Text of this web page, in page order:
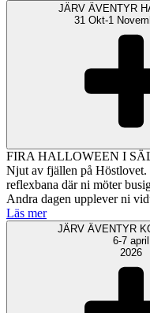
JÄRV ÄVENTYR
31 Okt-1
FIRA HALLOWEEN I
Njut av fjällen på Höstlovet.
reflexbana där ni möter
Andra dagen upplever ni
Läs mer
JÄRV ÄVENTYR
6-7 april
2026